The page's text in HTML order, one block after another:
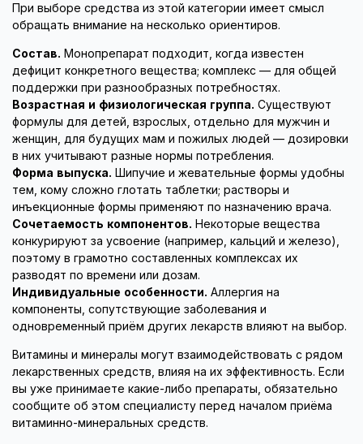
При выборе средства из этой категории имеет смысл
обращать внимание на несколько ориентиров.
Состав. Монопрепарат подходит, когда известен
дефицит конкретного вещества; комплекс — для общей
поддержки при разнообразных потребностях.
Возрастная и физиологическая группа. Существуют
формулы для детей, взрослых, отдельно для мужчин и
женщин, для будущих мам и пожилых людей — дозировки
в них учитывают разные нормы потребления.
Форма выпуска. Шипучие и жевательные формы удобны
тем, кому сложно глотать таблетки; растворы и
инъекционные формы применяют по назначению врача.
Сочетаемость компонентов. Некоторые вещества
конкурируют за усвоение (например, кальций и железо),
поэтому в грамотно составленных комплексах их
разводят по времени или дозам.
Индивидуальные особенности. Аллергия на
компоненты, сопутствующие заболевания и
одновременный приём других лекарств влияют на выбор.
Витамины и минералы могут взаимодействовать с рядом
лекарственных средств, влияя на их эффективность. Если
вы уже принимаете какие-либо препараты, обязательно
сообщите об этом специалисту перед началом приёма
витаминно-минеральных средств.